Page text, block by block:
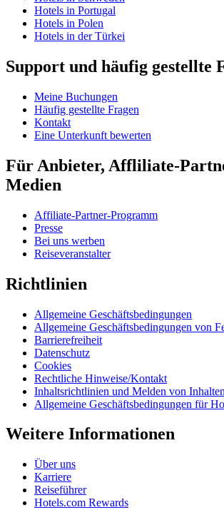
Hotels in Portugal
Hotels in Polen
Hotels in der Türkei
Support und häufig gestellte
Meine Buchungen
Häufig gestellte Fragen
Kontakt
Eine Unterkunft bewerten
Für Anbieter, Affliliate-
Medien
Affiliate-Partner-Programm
Presse
Bei uns werben
Reiseveranstalter
Richtlinien
Allgemeine Geschäftsbedingungen
Allgemeine Geschäftsbedingungen von
Barrierefreiheit
Datenschutz
Cookies
Rechtliche Hinweise/Kontakt
Inhaltsrichtlinien und Melden von Inhalten
Allgemeine Geschäftsbedingungen für
Weitere Informationen
Über uns
Karriere
Reiseführer
Hotels.com Rewards